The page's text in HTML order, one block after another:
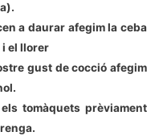
a daurar afegim la ceba
el llorer
gust de cocció afegim
tomàquets prèviament